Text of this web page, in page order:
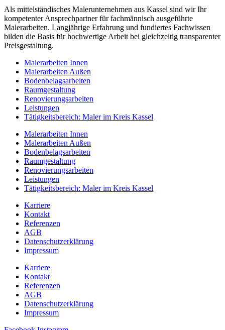
Als mittelständisches Malerunternehmen aus Kassel sind wir Ihr
kompetenter Ansprechpartner für fachmännisch ausgeführte
Malerarbeiten. Langjährige Erfahrung und fundiertes Fachwissen
bilden die Basis für hochwertige Arbeit bei gleichzeitig transparenter
Preisgestaltung.
Malerarbeiten Innen
Malerarbeiten Außen
Bodenbelagsarbeiten
Raumgestaltung
Renovierungsarbeiten
Leistungen
Tätigkeitsbereich: Maler im Kreis Kassel
Malerarbeiten Innen
Malerarbeiten Außen
Bodenbelagsarbeiten
Raumgestaltung
Renovierungsarbeiten
Leistungen
Tätigkeitsbereich: Maler im Kreis Kassel
Karriere
Kontakt
Referenzen
AGB
Datenschutzerklärung
Impressum
Karriere
Kontakt
Referenzen
AGB
Datenschutzerklärung
Impressum